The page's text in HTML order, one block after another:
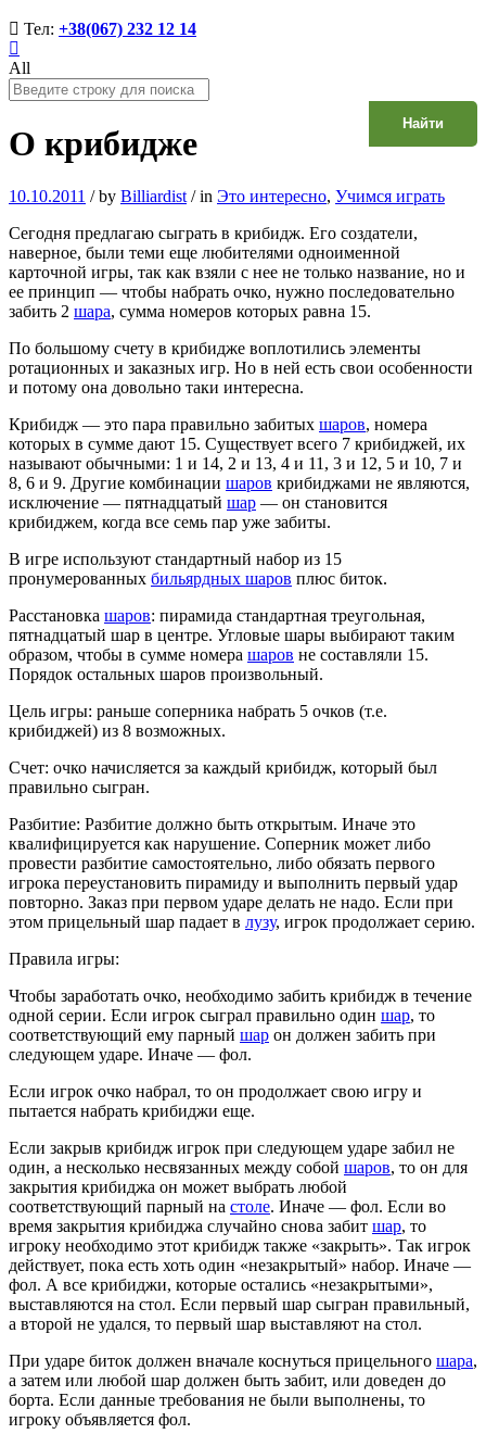
Тел: +38(067) 232 12 14
All
Найти
О крибидже
10.10.2011 /by Billiardist/in Это интересно, Учимся играть
Сегодня предлагаю сыграть в крибидж. Его создатели,
наверное, были теми еще любителями одноименной
карточной игры, так как взяли с нее не только название, но и
ее принцип — чтобы набрать очко, нужно последовательно
забить 2 шара, сумма номеров которых равна 15.
По большому счету в крибидже воплотились элементы
ротационных и заказных игр. Но в ней есть свои особенности
и потому она довольно таки интересна.
Крибидж — это пара правильно забитых шаров, номера
которых в сумме дают 15. Существует всего 7 крибиджей, их
называют обычными: 1 и 14, 2 и 13, 4 и 11, 3 и 12, 5 и 10, 7 и
8, 6 и 9. Другие комбинации шаров крибиджами не являются,
исключение — пятнадцатый шар — он становится
крибиджем, когда все семь пар уже забиты.
В игре используют стандартный набор из 15
пронумерованных бильярдных шаров плюс биток.
Расстановка шаров: пирамида стандартная треугольная,
пятнадцатый шар в центре. Угловые шары выбирают таким
образом, чтобы в сумме номера шаров не составляли 15.
Порядок остальных шаров произвольный.
Цель игры: раньше соперника набрать 5 очков (т.е.
крибиджей) из 8 возможных.
Счет: очко начисляется за каждый крибидж, который был
правильно сыгран.
Разбитие: Разбитие должно быть открытым. Иначе это
квалифицируется как нарушение. Соперник может либо
провести разбитие самостоятельно, либо обязать первого
игрока переустановить пирамиду и выполнить первый удар
повторно. Заказ при первом ударе делать не надо. Если при
этом прицельный шар падает в лузу, игрок продолжает серию.
Правила игры:
Чтобы заработать очко, необходимо забить крибидж в течение
одной серии. Если игрок сыграл правильно один шар, то
соответствующий ему парный шар он должен забить при
следующем ударе. Иначе — фол.
Если игрок очко набрал, то он продолжает свою игру и
пытается набрать крибиджи еще.
Если закрыв крибидж игрок при следующем ударе забил не
один, а несколько несвязанных между собой шаров, то он для
закрытия крибиджа он может выбрать любой
соответствующий парный на столе. Иначе — фол. Если во
время закрытия крибиджа случайно снова забит шар, то
игроку необходимо этот крибидж также «закрыть». Так игрок
действует, пока есть хоть один «незакрытый» набор. Иначе —
фол. А все крибиджи, которые остались «незакрытыми»,
выставляются на стол. Если первый шар сыгран правильный,
а второй не удался, то первый шар выставляют на стол.
При ударе биток должен вначале коснуться прицельного шара,
а затем или любой шар должен быть забит, или доведен до
борта. Если данные требования не были выполнены, то
игроку объявляется фол.